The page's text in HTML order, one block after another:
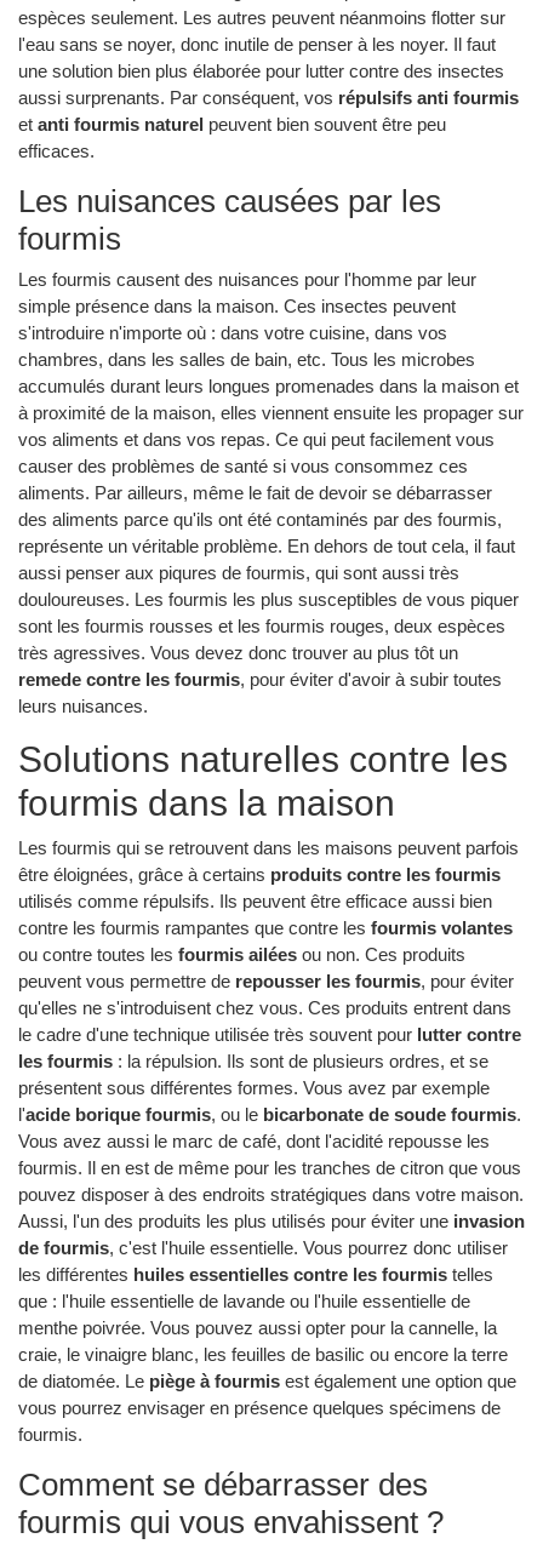
espèces seulement. Les autres peuvent néanmoins flotter sur
l'eau sans se noyer, donc inutile de penser à les noyer. Il faut
une solution bien plus élaborée pour lutter contre des insectes
aussi surprenants. Par conséquent, vos répulsifs anti fourmis
et anti fourmis naturel peuvent bien souvent être peu
efficaces.
Les nuisances causées par les
fourmis
Les fourmis causent des nuisances pour l'homme par leur
simple présence dans la maison. Ces insectes peuvent
s'introduire n'importe où : dans votre cuisine, dans vos
chambres, dans les salles de bain, etc. Tous les microbes
accumulés durant leurs longues promenades dans la maison et
à proximité de la maison, elles viennent ensuite les propager sur
vos aliments et dans vos repas. Ce qui peut facilement vous
causer des problèmes de santé si vous consommez ces
aliments. Par ailleurs, même le fait de devoir se débarrasser
des aliments parce qu'ils ont été contaminés par des fourmis,
représente un véritable problème. En dehors de tout cela, il faut
aussi penser aux piqures de fourmis, qui sont aussi très
douloureuses. Les fourmis les plus susceptibles de vous piquer
sont les fourmis rousses et les fourmis rouges, deux espèces
très agressives. Vous devez donc trouver au plus tôt un
remede contre les fourmis, pour éviter d'avoir à subir toutes
leurs nuisances.
Solutions naturelles contre les
fourmis dans la maison
Les fourmis qui se retrouvent dans les maisons peuvent parfois
être éloignées, grâce à certains produits contre les fourmis
utilisés comme répulsifs. Ils peuvent être efficace aussi bien
contre les fourmis rampantes que contre les fourmis volantes
ou contre toutes les fourmis ailées ou non. Ces produits
peuvent vous permettre de repousser les fourmis, pour éviter
qu'elles ne s'introduisent chez vous. Ces produits entrent dans
le cadre d'une technique utilisée très souvent pour lutter contre
les fourmis : la répulsion. Ils sont de plusieurs ordres, et se
présentent sous différentes formes. Vous avez par exemple
l'acide borique fourmis, ou le bicarbonate de soude fourmis.
Vous avez aussi le marc de café, dont l'acidité repousse les
fourmis. Il en est de même pour les tranches de citron que vous
pouvez disposer à des endroits stratégiques dans votre maison.
Aussi, l'un des produits les plus utilisés pour éviter une invasion
de fourmis, c'est l'huile essentielle. Vous pourrez donc utiliser
les différentes huiles essentielles contre les fourmis telles
que : l'huile essentielle de lavande ou l'huile essentielle de
menthe poivrée. Vous pouvez aussi opter pour la cannelle, la
craie, le vinaigre blanc, les feuilles de basilic ou encore la terre
de diatomée. Le piège à fourmis est également une option que
vous pourrez envisager en présence quelques spécimens de
fourmis.
Comment se débarrasser des
fourmis qui vous envahissent ?